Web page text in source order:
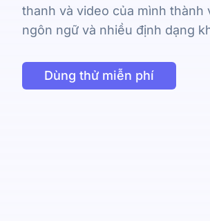
thanh và video của mình
ngôn ngữ và nhiều định dạng
Dùng thử miễn phí